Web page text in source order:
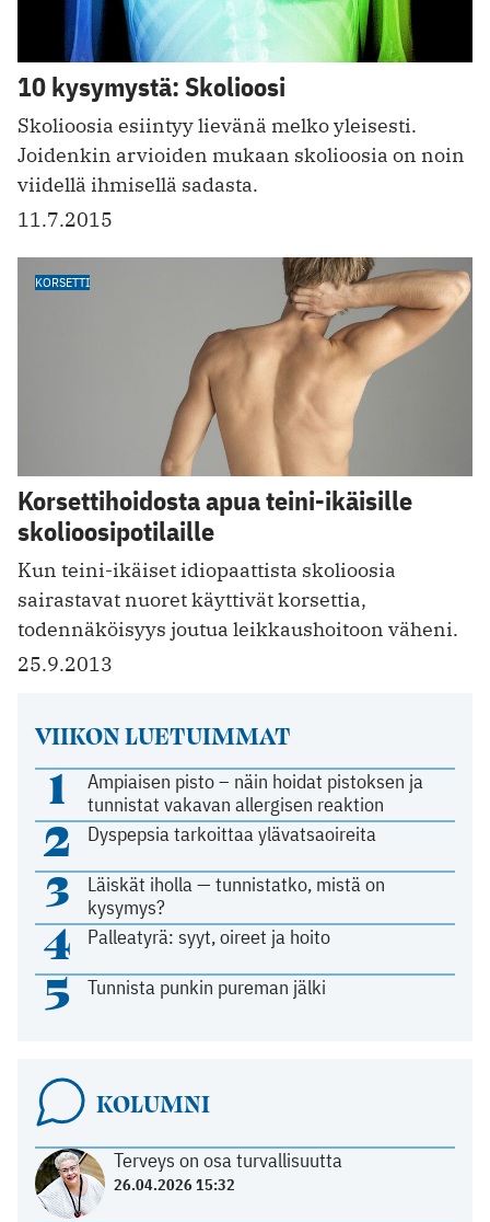
10 kysymystä: Skolioosi
Skolioosia esiintyy lievänä melko yleisesti.
Joidenkin arvioiden mukaan skolioosia on noin
viidellä ihmisellä sadasta.
11.7.2015
KORSETTI
Korsettihoidosta apua teini-ikäisille
skolioosipotilaille
Kun teini-ikäiset idiopaattista skolioosia
sairastavat nuoret käyttivät korsettia,
todennäköisyys joutua leikkaushoitoon väheni.
25.9.2013
VIIKON LUETUIMMAT
1
Ampiaisen pisto – näin hoidat pistoksen ja
tunnistat vakavan allergisen reaktion
2 Dyspepsia tarkoittaa ylävatsaoireita
3
Läiskät iholla — tunnistatko, mistä on
kysymys?
4 Palleatyrä: syyt, oireet ja hoito
5 Tunnista punkin pureman jälki
KOLUMNI
Terveys on osa turvallisuutta
26.04.2026 15:32